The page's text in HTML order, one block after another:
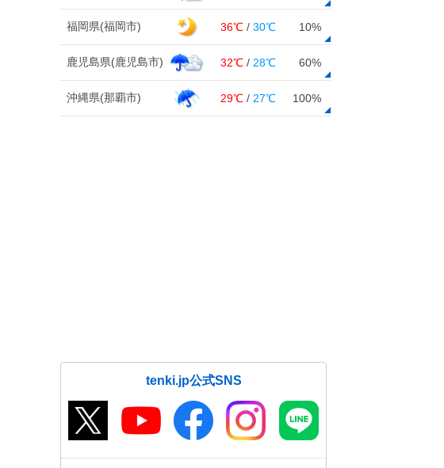
か 週間予報
05日11:58
気温上昇中 すでに福岡など30℃以
上は78地点 東京都心も真夏日に迫
05日11:24
福岡県(福岡市) 36℃ /30℃ 10%
鹿児島県(鹿児島市) 32℃ / 28℃ 60%
沖縄県(那覇市) 29℃ / 27℃ 100%
tenki.jp公式SNS